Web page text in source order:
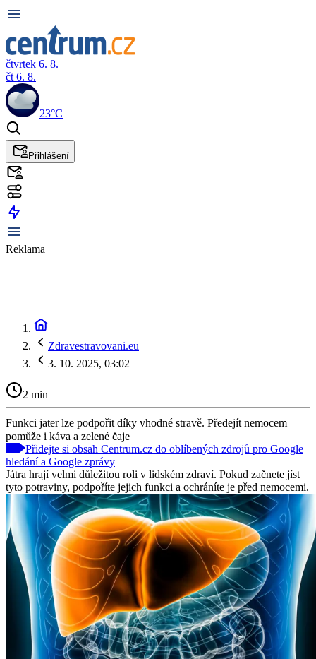
čtvrtek 6. 8.
čt 6. 8.
23°C
Přihlášení
Reklama
Zdravestravovani.eu
3. 10. 2025, 03:02
2 min
Funkci jater lze podpořit díky vhodné stravě. Předejít nemocem
pomůže i káva a zelené čaje
Přidejte si obsah Centrum.cz do oblíbených zdrojů pro Google
hledání a Google zprávy
Játra hrají velmi důležitou roli v lidském zdraví. Pokud začnete jíst
tyto potraviny, podpoříte jejich funkci a ochráníte je před nemocemi.